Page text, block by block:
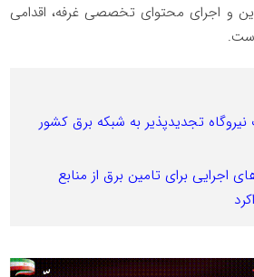
و اجرای محتوای تخصصی غرفه، اقدامی
مگاوات نیروگاه تجدیدپذیر به شبکه برق کشور
اجرایی برای تامین برق از منابع